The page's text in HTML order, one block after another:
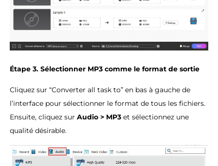
Étape 3. Sélectionner MP3 comme le format de sortie
Cliquez sur “Converter all task to” en bas à gauche de
l’interface pour sélectionner le format de tous les fichiers.
Ensuite, cliquez sur Audio > MP3 et sélectionnez une
qualité désirable.